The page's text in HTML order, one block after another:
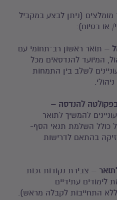
(ניתן לבצע במקביל
או בסיום):
– תואר ראשון רב־תחומי עם
המיועד להנדסאים מכל
לשלב בין התמחות
להנדסה –
להמשיך לתואר
כולל השלמת תנאי הסף-
בהתאם לדרישות
– צבירת נקודות זכות
לימודים עתידיים
התחייבות לקבלה מראש).